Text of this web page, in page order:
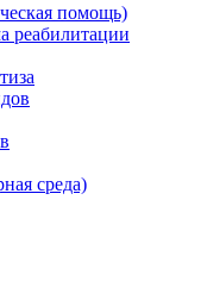
помощь)
реабилитации
среда)